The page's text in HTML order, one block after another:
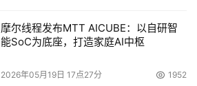
摩尔线程发布MTT AICUBE：以自研智
能SoC为底座，打造家庭AI中枢
2026年05月19日 17点27分 1952